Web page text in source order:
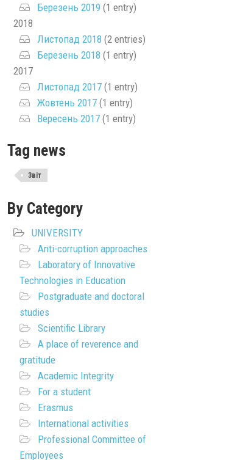
Березень 2019 (1 entry)
2018
Листопад 2018 (2 entries)
Березень 2018 (1 entry)
2017
Листопад 2017(1 entry)
Жовтень 2017(1 entry)
Вересень 2017(1 entry)
Tag news
Звіт
By Category
UNIVERSITY
Anti-corruption approaches
Laboratory of Innovative
Technologies in Education
Postgraduate and doctoral
studies
Scientific Library
A place of reverence and
gratitude
Academic Integrity
For a student
Erasmus
International activities
Professional Committee of
Employees